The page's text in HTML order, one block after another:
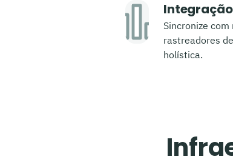
Sincronize
rastreadores
holística.